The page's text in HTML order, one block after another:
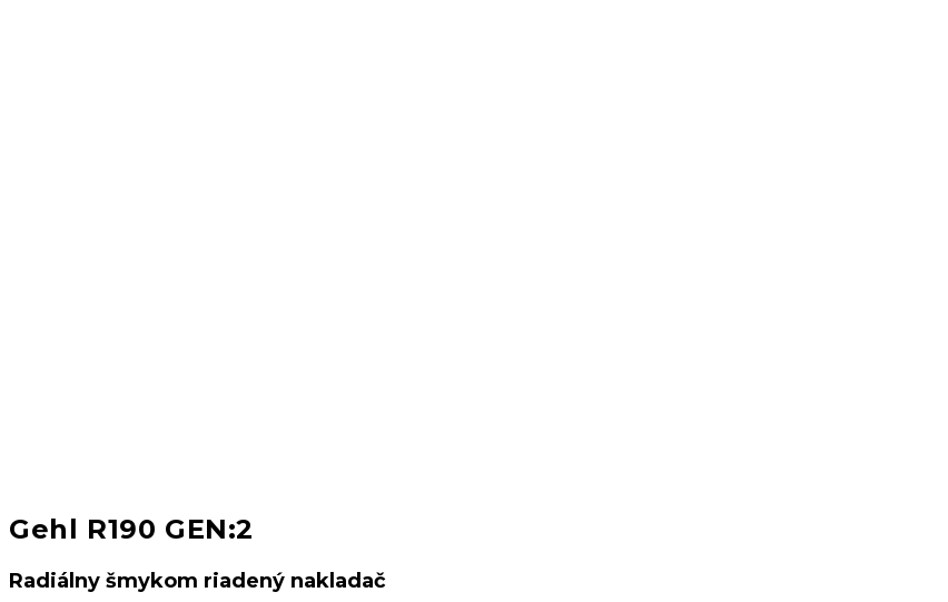
Gehl R190 GEN:2
Radiálny šmykom riadený nakladač